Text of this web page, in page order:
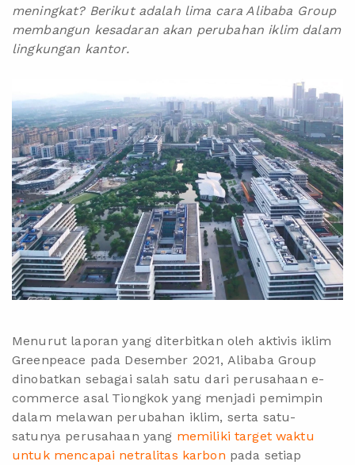
meningkat? Berikut adalah lima cara Alibaba Group
membangun kesadaran akan perubahan iklim dalam
lingkungan kantor.
Menurut laporan yang diterbitkan oleh aktivis iklim
Greenpeace pada Desember 2021, Alibaba Group
dinobatkan sebagai salah satu dari perusahaan e-
commerce asal Tiongkok yang menjadi pemimpin
dalam melawan perubahan iklim, serta satu-
satunya perusahaan yang memiliki target waktu
untuk mencapai netralitas karbon pada setiap